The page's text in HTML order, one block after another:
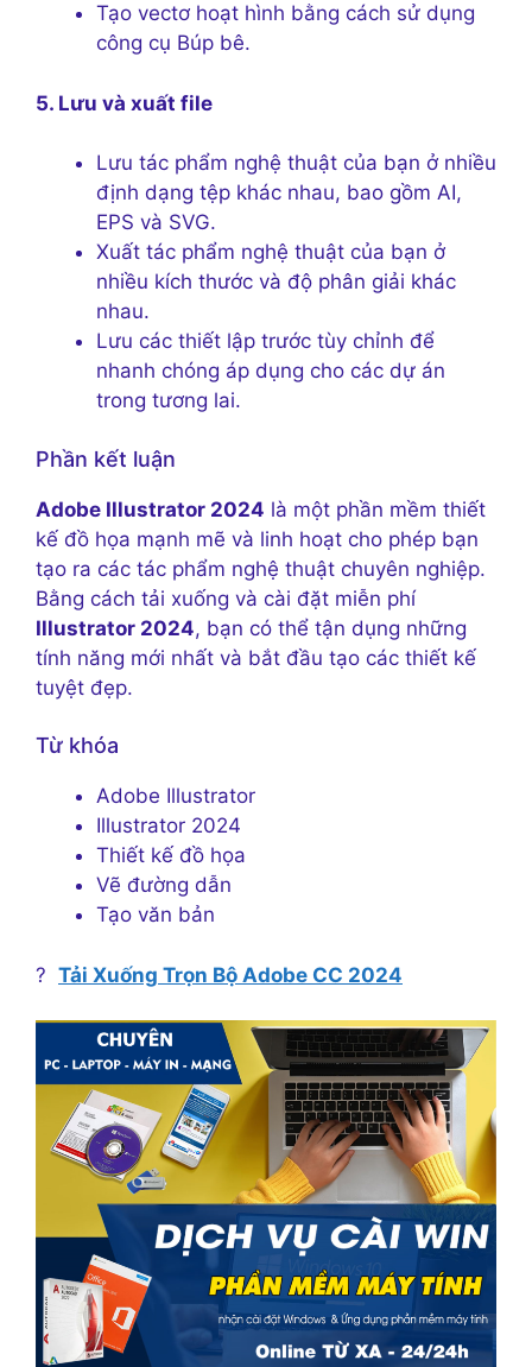
Tạo vectơ hoạt hình bằng cách sử dụng
công cụ Búp bê.
5. Lưu và xuất file
Lưu tác phẩm nghệ thuật của bạn ở nhiều
định dạng tệp khác nhau, bao gồm AI,
EPS và SVG.
Xuất tác phẩm nghệ thuật của bạn ở
nhiều kích thước và độ phân giải khác
nhau.
Lưu các thiết lập trước tùy chỉnh để
nhanh chóng áp dụng cho các dự án
trong tương lai.
Phần kết luận
Adobe Illustrator 2024 là một phần mềm thiết
kế đồ họa mạnh mẽ và linh hoạt cho phép bạn
tạo ra các tác phẩm nghệ thuật chuyên nghiệp.
Bằng cách tải xuống và cài đặt miễn phí
Illustrator 2024, bạn có thể tận dụng những
tính năng mới nhất và bắt đầu tạo các thiết kế
tuyệt đẹp.
Từ khóa
Adobe Illustrator
Illustrator 2024
Thiết kế đồ họa
Vẽ đường dẫn
Tạo văn bản
? Tải Xuống Trọn Bộ Adobe CC 2024